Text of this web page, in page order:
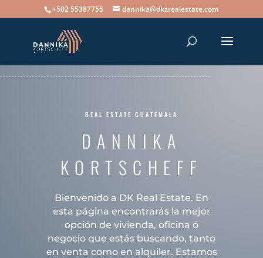
+502 55387755 dannika@dkzrealestate.com
REAL ESTATE GUATEMALA
DANNIKA
KORTSCHEFF
Bienvenido a DK Real Estate. En
esta página encontrarás la mejor
opción de vivienda, oficina ó
negocio que estás buscando, tanto
en venta como en alquiler. Estamos